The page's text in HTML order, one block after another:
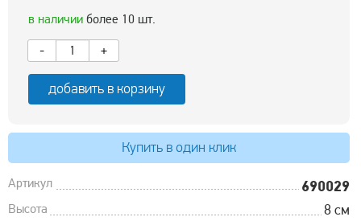
в наличии более 10 шт.
-
+
добавить в корзину
Купить в один клик
Артикул 690029
Высота 8 см